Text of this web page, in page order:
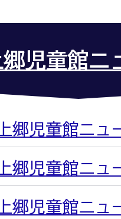
郷児童館ニ
郷児童館ニュ
郷児童館ニュ
郷児童館ニュ